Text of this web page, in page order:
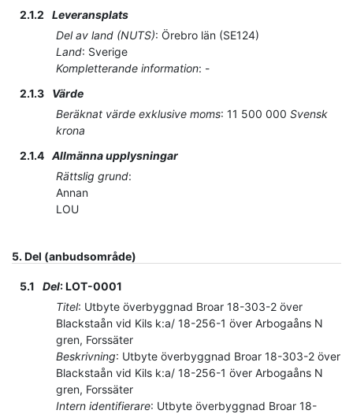
2.1.2
Leveransplats
Del av land (NUTS): Örebro län (SE124)
Land: Sverige
Kompletterande information: -
2.1.3
Värde
Beräknat värde exklusive moms: 11 500 000 Svensk
krona
2.1.4 Allmänna upplysningar
Rättslig grund:
Annan
LOU
5. Del (anbudsområde)
5.1 Del:LOT-0001
Titel: Utbyte överbyggnad Broar 18-303-2 över
Blackstaån vid Kils k:a/ 18-256-1 över Arbogaåns N
gren, Forssäter
Beskrivning: Utbyte överbyggnad Broar 18-303-2 över
Blackstaån vid Kils k:a/ 18-256-1 över Arbogaåns N
gren, Forssäter
Intern identifierare: Utbyte överbyggnad Broar 18-